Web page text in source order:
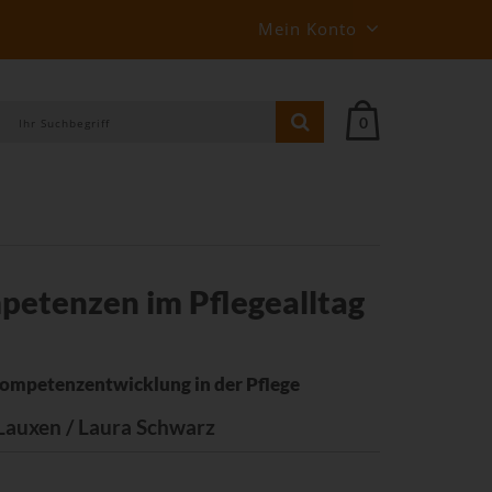
Mein Konto
0
im Pflegealltag
in der Pflege
/ Laura Schwarz